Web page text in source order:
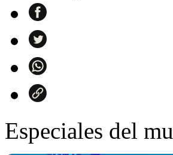
Especiales del